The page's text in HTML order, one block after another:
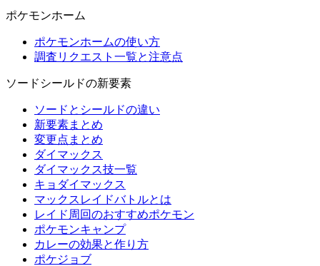
ポケモンホーム
ポケモンホームの使い方
調査リクエスト一覧と注意点
ソードシールドの新要素
ソードとシールドの違い
新要素まとめ
変更点まとめ
ダイマックス
ダイマックス技一覧
キョダイマックス
マックスレイドバトルとは
レイド周回のおすすめポケモン
ポケモンキャンプ
カレーの効果と作り方
ポケジョブ